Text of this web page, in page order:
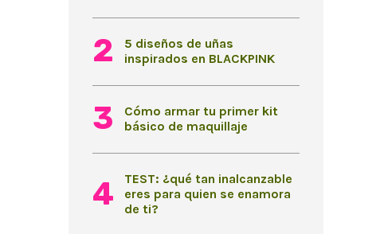
5 diseños de uñas
inspirados en BLACKPINK
Cómo armar tu primer kit
básico de maquillaje
TEST: ¿qué tan inalcanzable
eres para quien se enamora
de ti?